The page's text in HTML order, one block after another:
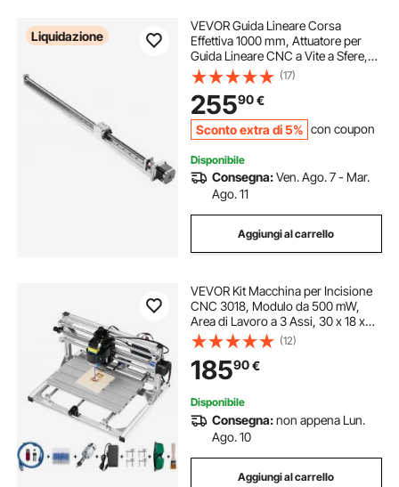
Liquidazione
VEVOR Guida Lineare Corsa
Effettiva 1000 mm, Attuatore per
Guida Lineare CNC a Vite a Sfere,
Motore Passo-passo Nema 23,
Binario Movimento per Macchina
per Incisione, Fresatrice CNC,
Stampante 3D
(17)
25590€
Sconto extra di 5% con coupon
Disponibile
Consegna:Ven. Ago. 7 - Mar.
Ago. 11
Aggiungi al carrello
VEVOR Kit Macchina per Incisione
CNC 3018, Modulo da 500 mW,
Area di Lavoro a 3 Assi, 30 x 18 x
4,5 cm, Controllo GRBL, Strumento
di Incisione per Intagliare Legno,
Plastica, Acrilico
(12)
18590€
Disponibile
Consegna:non appena Lun.
Ago. 10
Aggiungi al carrello